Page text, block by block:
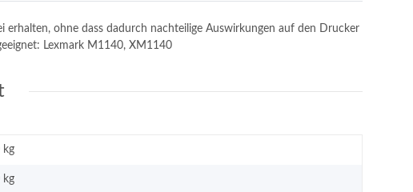
ohne dass dadurch nachteilige Auswirkungen auf den Drucker
Lexmark M1140, XM1140
kg
kg